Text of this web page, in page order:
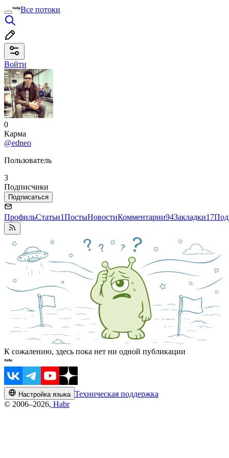
Все потоки
Войти
0
Карма
@edneo
Пользователь
3
Подписчики
Подписаться
ПрофильСтатьи1ПостыНовостиКомментарии94Закладки17
К сожалению, здесь пока нет ни одной публикации
Настройка языка Техническая поддержка
© 2006–2026, Habr